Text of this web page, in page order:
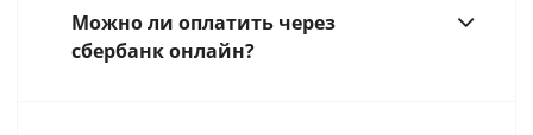
Можно ли оплатить через
сбербанк онлайн?